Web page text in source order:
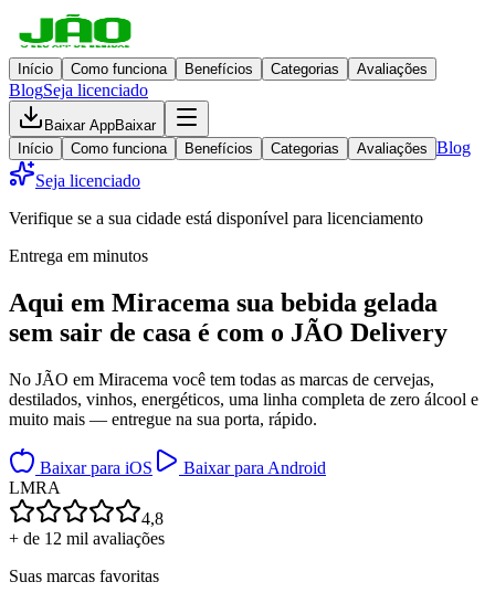
Início Como funciona Benefícios Categorias Avaliações
BlogSeja licenciado
Baixar AppBaixar
Início
Como funciona Benefícios Categorias Avaliações Blog
Seja licenciado
Verifique se a sua cidade está disponível para licenciamento
Entrega em minutos
Aqui em Miracema sua bebida gelada
sem sair de casa é com o JÃO Delivery
No JÃO em Miracema você tem todas as marcas de cervejas,
destilados, vinhos, energéticos, uma linha completa de zero álcool e
muito mais — entregue na sua porta, rápido.
Baixar para iOS
Baixar para Android
LMRA
4,8
+ de 12 mil avaliações
Suas marcas favoritas